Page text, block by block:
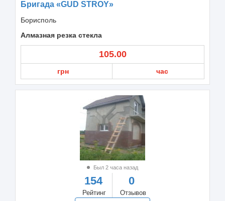
Бригада «GUD STROY»
Борисполь
Алмазная резка стекла
105.00
грн час
Был 2 часа назад
154
Рейтинг
0
Отзывов